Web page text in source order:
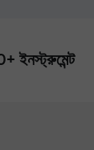
ইনস্ট্রুমেন্ট